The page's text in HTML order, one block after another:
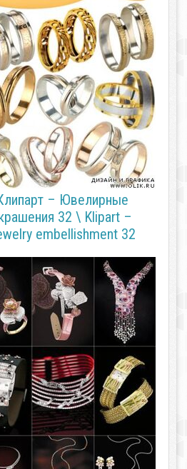
– Ювелирные
32 \ Klipart –
embellishment 32